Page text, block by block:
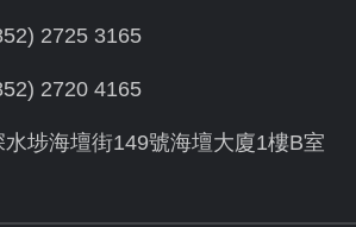
2725 3165
2720 4165
埗海壇街149號海壇大廈1樓B室